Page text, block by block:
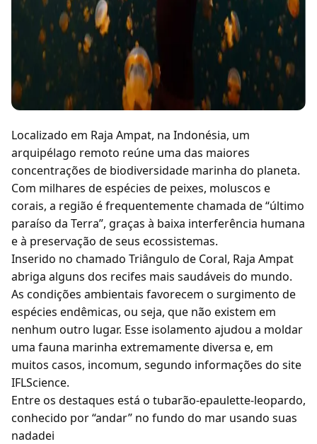
Localizado em Raja Ampat, na Indonésia, um
arquipélago remoto reúne uma das maiores
concentrações de biodiversidade marinha do planeta.
Com milhares de espécies de peixes, moluscos e
corais, a região é frequentemente chamada de “último
paraíso da Terra”, graças à baixa interferência humana
e à preservação de seus ecossistemas.
Inserido no chamado Triângulo de Coral, Raja Ampat
abriga alguns dos recifes mais saudáveis do mundo.
As condições ambientais favorecem o surgimento de
espécies endêmicas, ou seja, que não existem em
nenhum outro lugar. Esse isolamento ajudou a moldar
uma fauna marinha extremamente diversa e, em
muitos casos, incomum, segundo informações do site
IFLScience.
Entre os destaques está o tubarão-epaulette-leopardo,
conhecido por “andar” no fundo do mar usando suas
nadadei